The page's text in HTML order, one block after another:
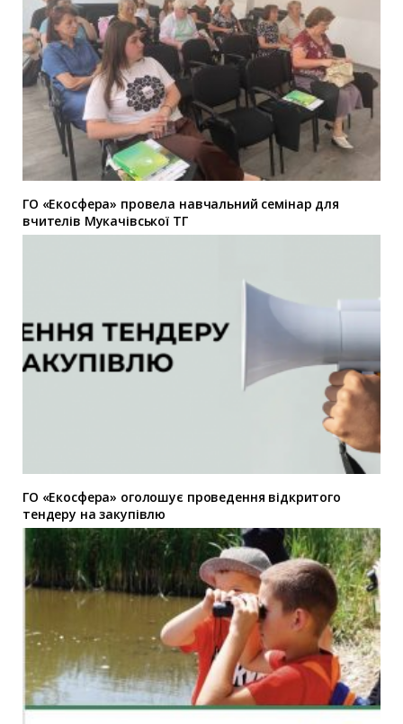
ГО «Екосфера» провела навчальний семінар для
вчителів Мукачівської ТГ
ГО «Екосфера» оголошує проведення відкритого
тендеру на закупівлю